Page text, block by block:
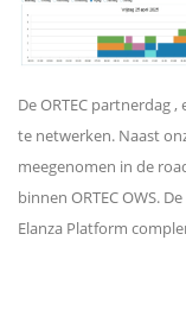
De ORTEC partnerdag
te netwerken. Naast
meegenomen in de
binnen ORTEC OWS.
Elanza Platform